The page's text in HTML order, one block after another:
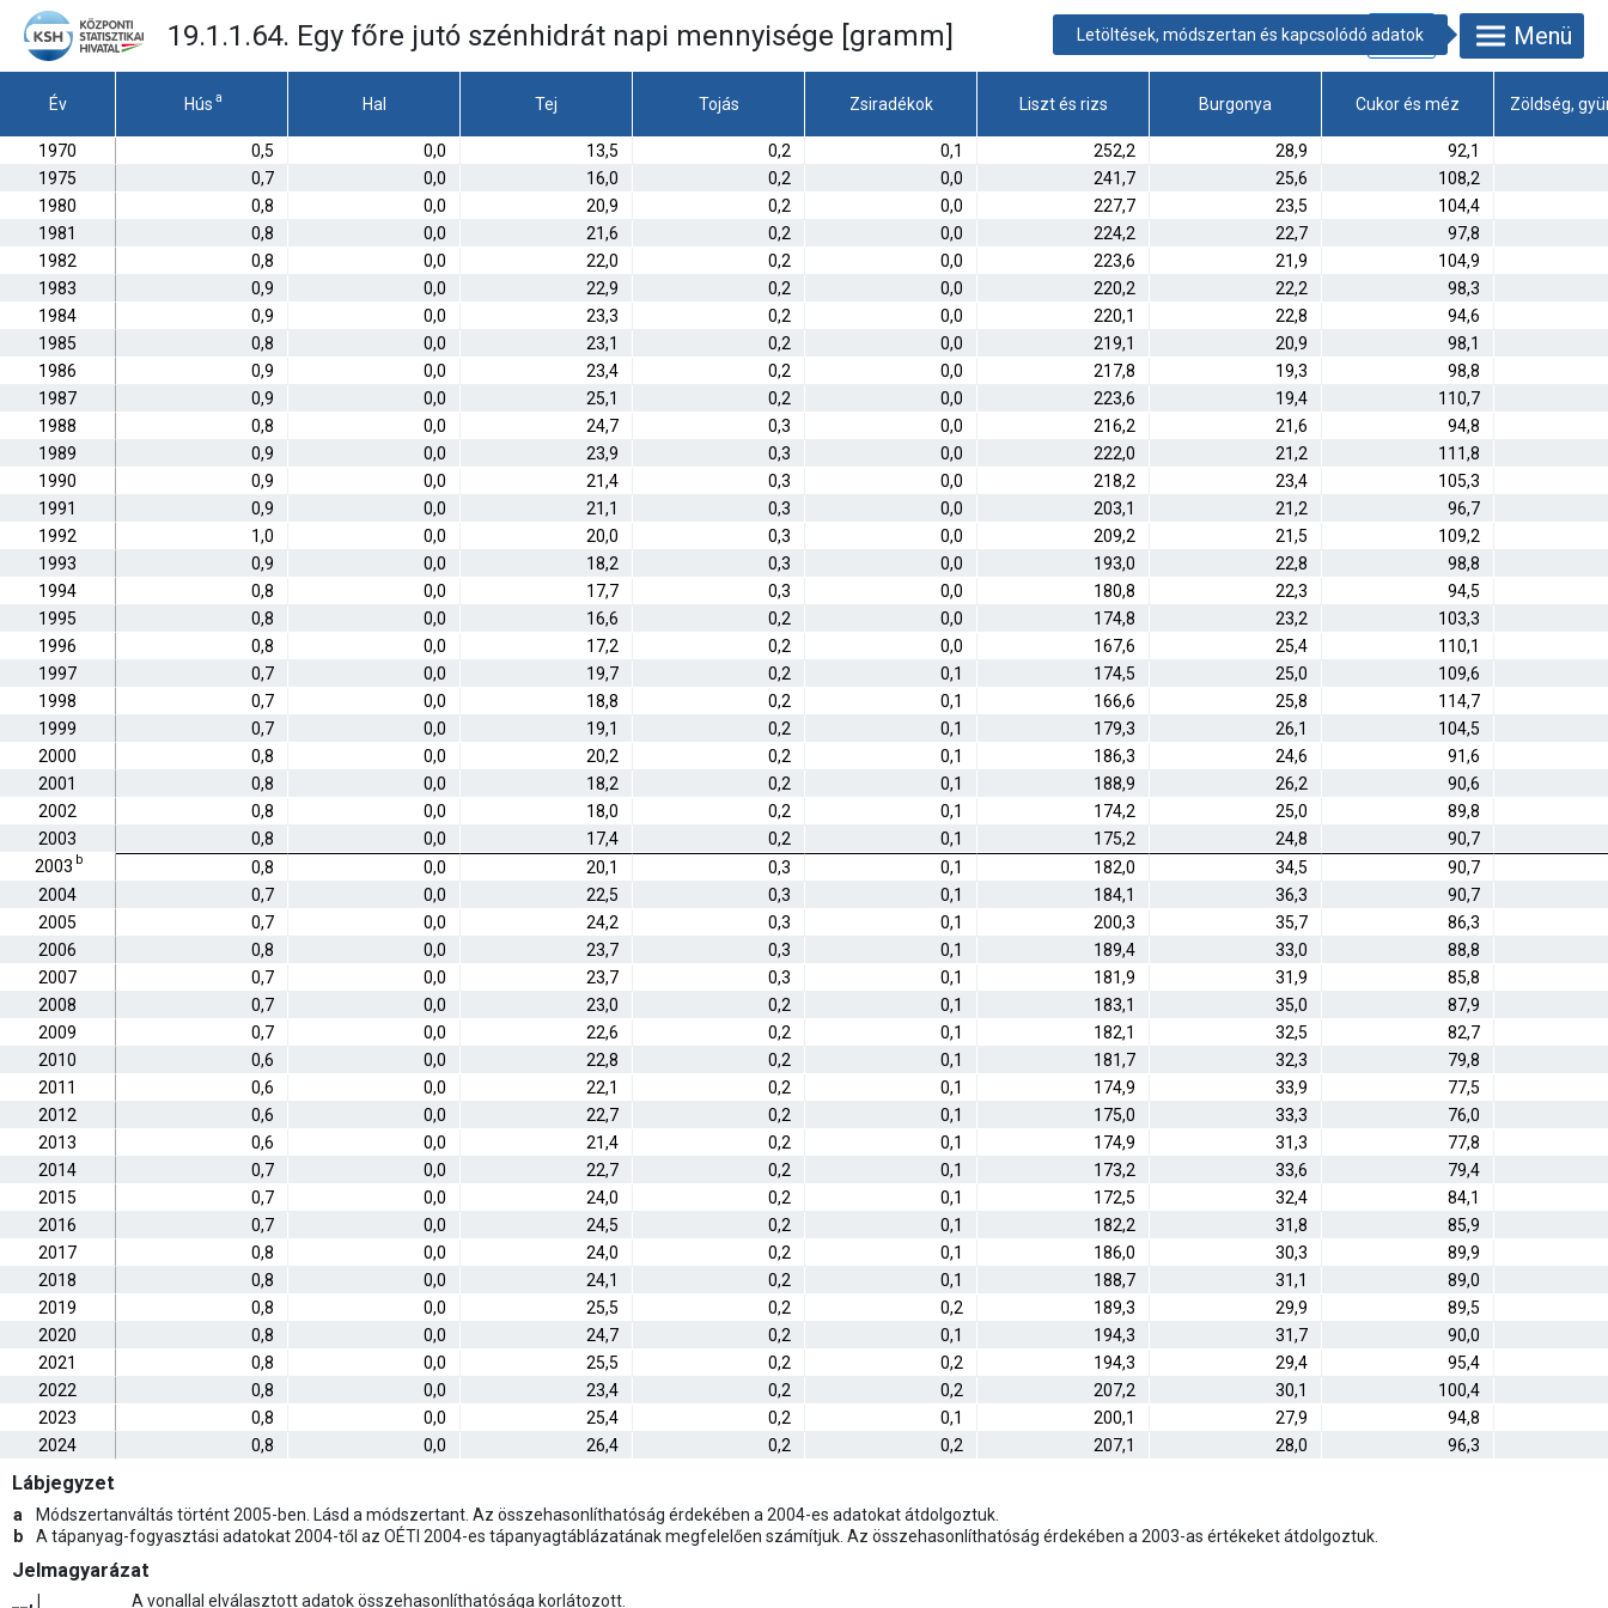
19.1.1.64. Egy főre jutó szénhidrát napi mennyisége [gramm] Menü
Év Hús a Hal Tej Tojás Zsiradékok Liszt és rizs Burgonya Cukor és méz Zöldség,
1970 0,5 0,0 13,5 0,2 0,1 252,2 28,9
92,1
1975
0,7 0,0 16,0 0,2 0,0 241,7 25,6
108,2
1980
0,8 0,0 20,9 0,2 0,0 227,7 23,5
104,4
1981
0,8 0,0 21,6 0,2 0,0 224,2 22,7
97,8
1982
0,8 0,0 22,0 0,2 0,0 223,6 21,9
104,9
1983
0,9 0,0 22,9 0,2 0,0 220,2 22,2
98,3
1984
0,9 0,0 23,3 0,2 0,0 220,1 22,8
94,6
1985
0,8 0,0 23,1 0,2 0,0 219,1 20,9
98,1
1986
0,9 0,0 23,4 0,2 0,0 217,8 19,3
98,8
1987
0,9 0,0 25,1 0,2 0,0 223,6 19,4
110,7
1988
0,8 0,0 24,7 0,3 0,0 216,2 21,6
94,8
1989
0,9 0,0 23,9 0,3 0,0 222,0 21,2
111,8
1990
0,9 0,0 21,4 0,3 0,0 218,2 23,4
105,3
1991
0,9 0,0 21,1 0,3 0,0 203,1 21,2
96,7
1992
1,0 0,0 20,0 0,3 0,0 209,2 21,5
109,2
1993
0,9 0,0 18,2 0,3 0,0 193,0 22,8
98,8
1994
0,8 0,0 17,7 0,3 0,0 180,8 22,3
94,5
1995
0,8 0,0 16,6 0,2 0,0 174,8 23,2
103,3
1996
0,8 0,0 17,2 0,2 0,0 167,6 25,4
110,1
1997
0,7 0,0 19,7 0,2 0,1 174,5 25,0
109,6
1998
0,7 0,0 18,8 0,2 0,1 166,6 25,8
114,7
1999
0,7 0,0 19,1 0,2 0,1 179,3 26,1
104,5
2000
0,8 0,0 20,2 0,2 0,1 186,3 24,6
91,6
2001
0,8 0,0 18,2 0,2 0,1 188,9 26,2
90,6
2002
0,8 0,0 18,0 0,2 0,1 174,2 25,0
89,8
2003
0,8 0,0 17,4 0,2 0,1 175,2 24,8
90,7
2003 b 0,8 0,0 20,1 0,3 0,1 182,0 34,5
90,7
2004
0,7 0,0 22,5 0,3 0,1 184,1 36,3
90,7
2005
0,7 0,0 24,2 0,3 0,1 200,3 35,7
86,3
2006
0,8 0,0 23,7 0,3 0,1 189,4 33,0
88,8
2007
0,7 0,0 23,7 0,3 0,1 181,9 31,9
85,8
2008
0,7 0,0 23,0 0,2 0,1 183,1 35,0
87,9
2009
0,7 0,0 22,6 0,2 0,1 182,1 32,5
82,7
2010
0,6 0,0 22,8 0,2 0,1 181,7 32,3
79,8
2011
0,6 0,0 22,1 0,2 0,1 174,9 33,9
77,5
2012
0,6 0,0 22,7 0,2 0,1 175,0 33,3
76,0
2013
0,6 0,0 21,4 0,2 0,1 174,9 31,3
77,8
2014
0,7 0,0 22,7 0,2 0,1 173,2 33,6
79,4
2015
0,7 0,0 24,0 0,2 0,1 172,5 32,4
84,1
2016
0,7 0,0 24,5 0,2 0,1 182,2 31,8
85,9
2017
0,8 0,0 24,0 0,2 0,1 186,0 30,3
89,9
2018
0,8 0,0 24,1 0,2 0,1 188,7 31,1
89,0
2019
0,8 0,0 25,5 0,2 0,2 189,3 29,9
89,5
2020
0,8 0,0 24,7 0,2 0,1 194,3 31,7
90,0
2021
0,8 0,0 25,5 0,2 0,2 194,3 29,4
95,4
2022
0,8 0,0 23,4 0,2 0,2 207,2 30,1
100,4
2023
0,8 0,0 25,4 0,2 0,1 200,1 27,9
94,8
2024
0,8 0,0 26,4 0,2 0,2 207,1 28,0 96,3
Lábjegyzet
a
Módszertanváltás történt 2005-ben. Lásd a módszertant. Az összehasonlíthatóság érdekében a 2004-es adatokat átdolgoztuk.
b
A tápanyag-fogyasztási adatokat 2004-től az OÉTI 2004-es tápanyagtáblázatának megfelelően számítjuk. Az összehasonlíthatóság érdekében a 2003-as értékeket átdolgoztuk.
Jelmagyarázat
__, | A vonallal elválasztott adatok összehasonlíthatósága korlátozott.